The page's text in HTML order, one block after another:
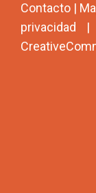
Contacto |
privacidad |